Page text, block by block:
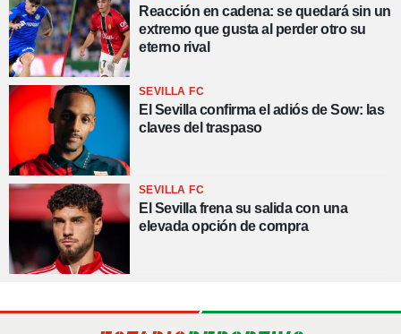
Reacción en cadena: se quedará sin un
extremo que gusta al perder otro su
eterno rival
SEVILLA FC
El Sevilla confirma el adiós de Sow: las
claves del traspaso
SEVILLA FC
El Sevilla frena su salida con una
elevada opción de compra